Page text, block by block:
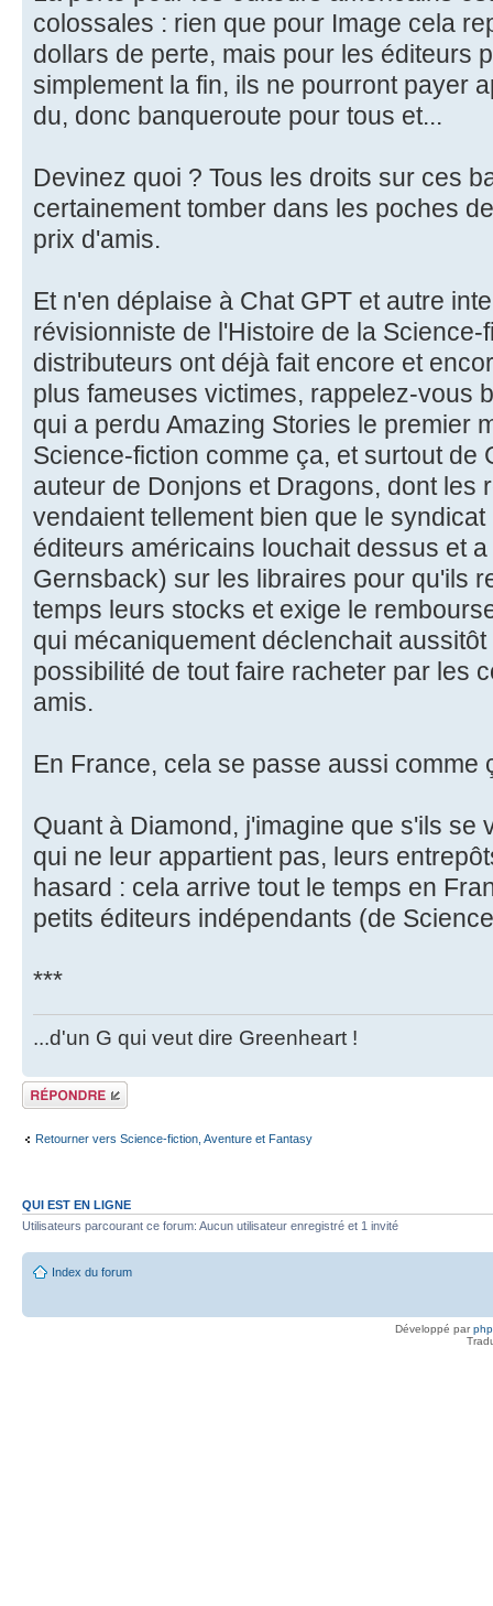
colossales : rien que pour Image cela
dollars de perte, mais pour les éditeurs
simplement la fin, ils ne pourront payer
du, donc banqueroute pour tous et...
Devinez quoi ? Tous les droits sur ces
certainement tomber dans les poches
prix d'amis.
Et n'en déplaise à Chat GPT et autre
révisionniste de l'Histoire de la
distributeurs ont déjà fait encore et
plus fameuses victimes, rappelez-vous
qui a perdu Amazing Stories le premier
Science-fiction comme ça, et surtout de
auteur de Donjons et Dragons, dont les
vendaient tellement bien que le
éditeurs américains louchait dessus et
Gernsback) sur les libraires pour qu'ils
temps leurs stocks et exige le
qui mécaniquement déclenchait
possibilité de tout faire racheter par les
amis.
En France, cela se passe aussi comme
Quant à Diamond, j'imagine que s'ils se
qui ne leur appartient pas, leurs
hasard : cela arrive tout le temps en
petits éditeurs indépendants (de
***
...d'un G qui veut dire Greenheart !
Répondre
Retourner vers Science-fiction, Aventure et Fantasy
QUI EST EN LIGNE
Utilisateurs parcourant ce forum: Aucun utilisateur enregistré et 1 invité
Index du forum
Développé par